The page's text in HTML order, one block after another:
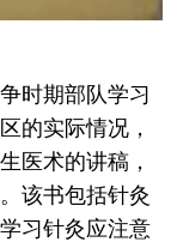
时期部队学习
的实际情况，
医术的讲稿，
该书包括针灸
习针灸应注意